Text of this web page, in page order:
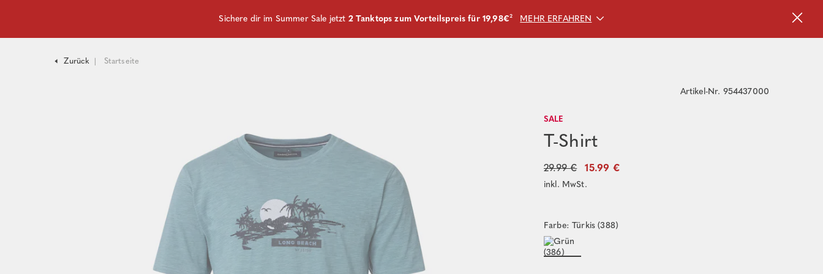
Sichere dir im Summer Sale jetzt 2 Tanktops zum Vorteilspreis für 19,98€² MEHR ERFAHREN
Zurück Startseite
Artikel-Nr. 954437000
SALE
T-Shirt
29.99 € 15.99 €
inkl. MwSt.
Farbe: Türkis (388)